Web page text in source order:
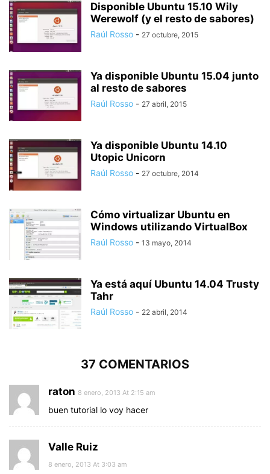
Disponible Ubuntu 15.10 Wily
Werewolf (y el resto de sabores)
Raúl Rosso - 27 octubre, 2015
Ya disponible Ubuntu 15.04 junto
al resto de sabores
Raúl Rosso - 27 abril, 2015
Ya disponible Ubuntu 14.10
Utopic Unicorn
Raúl Rosso - 27 octubre, 2014
Cómo virtualizar Ubuntu en
Windows utilizando VirtualBox
Raúl Rosso - 13 mayo, 2014
Ya está aquí Ubuntu 14.04 Trusty
Tahr
Raúl Rosso - 22 abril, 2014
37 COMENTARIOS
raton 8 enero, 2013 At 2:15 am
buen tutorial lo voy hacer
Valle Ruiz
8 enero, 2013 At 3:03 am